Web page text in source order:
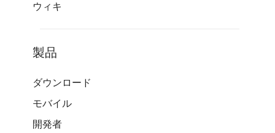
ウィキ
製品
ダウンロード
モバイル
開発者